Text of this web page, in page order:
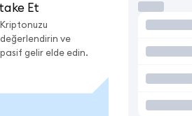
Et
Kriptonuzu
değerlendirin ve
pasif gelir elde edin.